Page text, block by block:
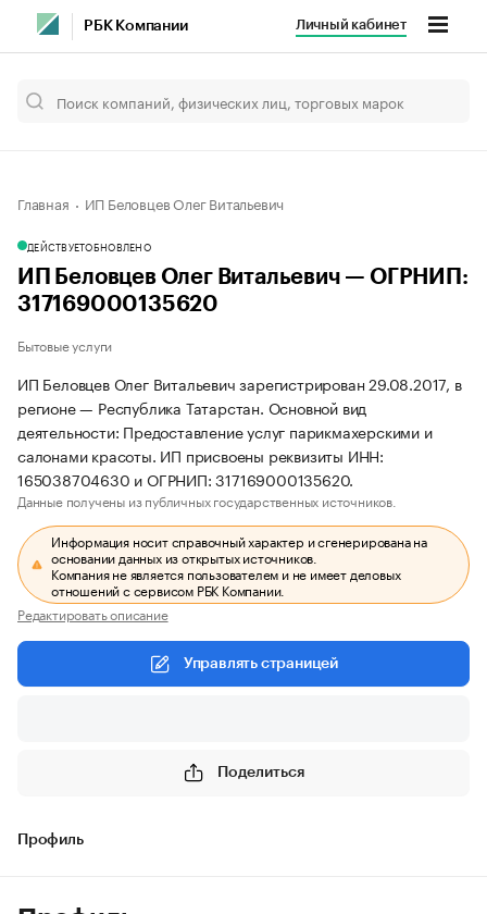
РБК Компании Личный кабинет
Главная ИП Беловцев Олег Витальевич
ДЕЙСТВУЕТОБНОВЛЕНО
ИП Беловцев Олег Витальевич — ОГРНИП:
317169000135620
Бытовые услуги
ИП Беловцев Олег Витальевич зарегистрирован 29.08.2017, в
регионе — Республика Татарстан. Основной вид
деятельности: Предоставление услуг парикмахерскими и
салонами красоты. ИП присвоены реквизиты ИНН:
165038704630 и ОГРНИП: 317169000135620.
Данные получены из публичных государственных источников.
Информация носит справочный характер и сгенерирована на
основании данных из открытых источников.
Компания не является пользователем и не имеет деловых
отношений с сервисом РБК Компании.
Редактировать описание
Управлять страницей
Поделиться
Профиль